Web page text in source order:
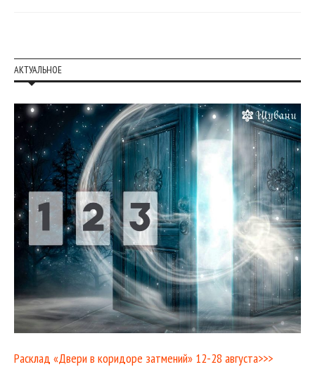
АКТУАЛЬНОЕ
Расклад «Двери в коридоре затмений» 12-28 августа>>>